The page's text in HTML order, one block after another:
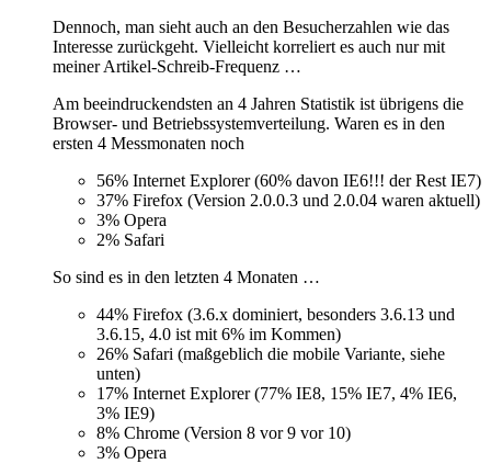
Dennoch, man sieht auch an den Besucherzahlen wie das
Interesse zurückgeht. Vielleicht korreliert es auch nur mit
meiner Artikel-Schreib-Frequenz …
Am beeindruckendsten an 4 Jahren Statistik ist übrigens die
Browser- und Betriebssystemverteilung. Waren es in den
ersten 4 Messmonaten noch
56% Internet Explorer (60% davon IE6!!! der Rest IE7)
37% Firefox (Version 2.0.0.3 und 2.0.04 waren aktuell)
3% Opera
2% Safari
So sind es in den letzten 4 Monaten …
44% Firefox (3.6.x dominiert, besonders 3.6.13 und
3.6.15, 4.0 ist mit 6% im Kommen)
26% Safari (maßgeblich die mobile Variante, siehe
unten)
17% Internet Explorer (77% IE8, 15% IE7, 4% IE6,
3% IE9)
8% Chrome (Version 8 vor 9 vor 10)
3% Opera